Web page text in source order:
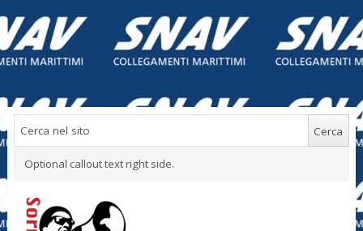
Optional callout text right side.